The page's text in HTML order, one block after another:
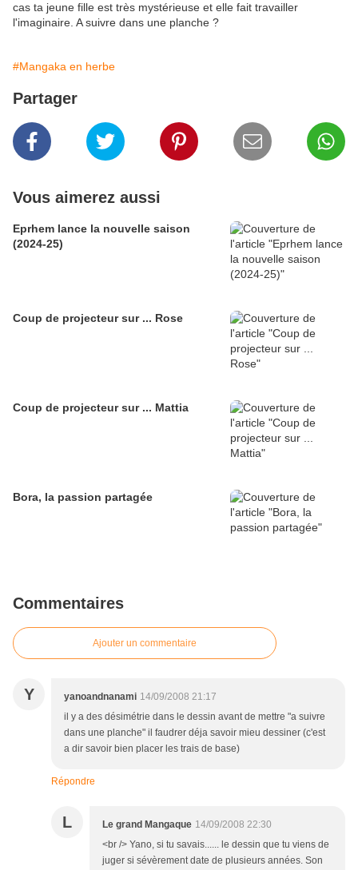
cas ta jeune fille est très mystérieuse et elle fait travailler
l'imaginaire. A suivre dans une planche ?
#Mangaka en herbe
Partager
Vous aimerez aussi
Eprhem lance la nouvelle saison
(2024-25)
Coup de projecteur sur ... Rose
Coup de projecteur sur ... Mattia
Bora, la passion partagée
Commentaires
Ajouter un commentaire
Y yanoandnanami 14/09/2008 21:17
il y a des désimétrie dans le dessin avant de mettre "a suivre
dans une planche" il faudrer déja savoir mieu dessiner (c'est
a dir savoir bien placer les trais de base)
Répondre
L Le grand Mangaque 14/09/2008 22:30
<br /> Yano, si tu savais...... le dessin que tu viens de
juger si sévèrement date de plusieurs années. Son